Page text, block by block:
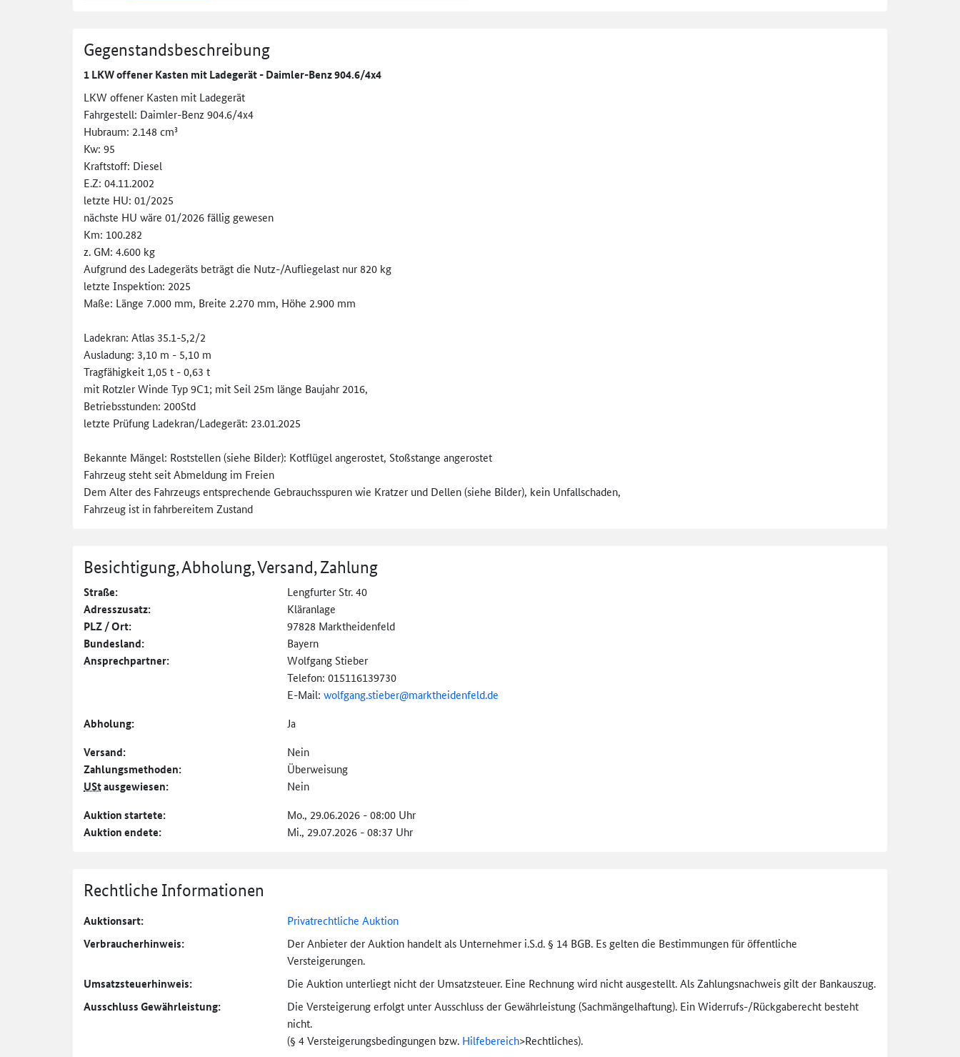
Gegenstandsbeschreibung
1 LKW offener Kasten mit Ladegerät - Daimler-Benz 904.6/4x4
LKW offener Kasten mit Ladegerät
Fahrgestell: Daimler-Benz 904.6/4x4
Hubraum: 2.148 cm³
Kw: 95
Kraftstoff: Diesel
E.Z: 04.11.2002
letzte HU: 01/2025
nächste HU wäre 01/2026 fällig gewesen
Km: 100.282
z. GM: 4.600 kg
Aufgrund des Ladegeräts beträgt die Nutz-/Aufliegelast nur 820 kg
letzte Inspektion: 2025
Maße: Länge 7.000 mm, Breite 2.270 mm, Höhe 2.900 mm
Ladekran: Atlas 35.1-5,2/2
Ausladung: 3,10 m - 5,10 m
Tragfähigkeit 1,05 t - 0,63 t
mit Rotzler Winde Typ 9C1; mit Seil 25m länge Baujahr 2016,
Betriebsstunden: 200Std
letzte Prüfung Ladekran/Ladegerät: 23.01.2025
Bekannte Mängel: Roststellen (siehe Bilder): Kotflügel angerostet, Stoßstange angerostet
Fahrzeug steht seit Abmeldung im Freien
Dem Alter des Fahrzeugs entsprechende Gebrauchsspuren wie Kratzer und Dellen (siehe Bilder), kein Unfallschaden,
Fahrzeug ist in fahrbereitem Zustand
Besichtigung, Abholung, Versand, Zahlung
Straße: Lengfurter Str. 40
Adresszusatz: Kläranlage
PLZ / Ort: 97828 Marktheidenfeld
Bundesland: Bayern
Ansprechpartner:
Wolfgang Stieber
Telefon: 015116139730
E-Mail: wolfgang.stieber@marktheidenfeld.de
Abholung: Ja
Versand: Nein
Zahlungs­methoden: Überweisung
UStausgewiesen: Nein
Auktion startete: Mo., 29.06.2026 - 08:00 Uhr
Auktion endete: Mi., 29.07.2026 - 08:37 Uhr
Rechtliche Informationen
Auktionsart: Privatrechtliche Auktion
Verbraucher­hinweis:
Der Anbieter der Auktion handelt als Unternehmer i.S.d. § 14 BGB. Es gelten die Bestimmungen für öffentliche
Versteigerungen.
Umsatzsteuer­hinweis: Die Auktion unterliegt nicht der Umsatzsteuer. Eine Rechnung wird nicht ausgestellt. Als Zahlungsnachweis gilt der Bankauszug.
Ausschluss Gewährleistung: Die Versteigerung erfolgt unter Ausschluss der Gewährleistung (Sachmängel­haftung). Ein Widerrufs-/Rückgaberecht besteht
nicht.
(§ 4 Versteigerungs­bedingungen bzw. Hilfebereich>Rechtliches).